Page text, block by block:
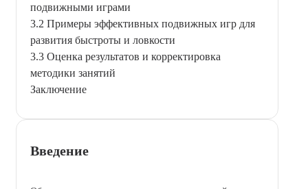
подвижными играми
3.2 Примеры эффективных подвижных игр для
развития быстроты и ловкости
3.3 Оценка результатов и корректировка
методики занятий
Заключение
Введение